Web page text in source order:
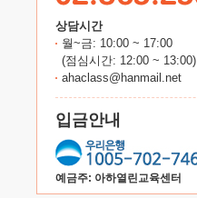
상담시간
월~금: 10:00 ~ 17:00
(점심시간: 12:00 ~ 13:00)
ahaclass@hanmail.net
입금안내
예금주: 아하열린교육센터